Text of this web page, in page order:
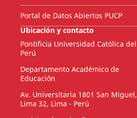
Portal de Datos Abiertos PUCP
Ubicación y contacto
Pontificia Universidad Católica del
Perú
Departamento Académico de
Educación
Av. Universitaria 1801 San Miguel,
Lima 32, Lima - Perú